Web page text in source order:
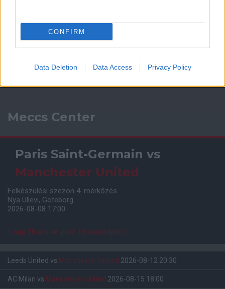
CONFIRM
Data Deletion Data Access Privacy Policy
Meccs Center
Paris Saint-Germain vs
Manchester United
Felkészülési szezon 4. mérkőzés
Nya Ullevi, Göteborg
2026-08-08 17:00
1 nap 20 óra 46 perc 15 másodperc
Leeds United vs Manchester United 2026-08-12 20:30
AC Milan vs Manchester United 2026-08-15 18:00